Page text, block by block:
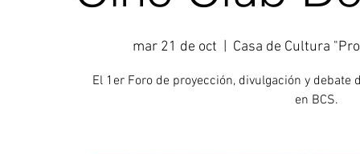
mar 21 de oct Casa de Cultura
El 1er Foro de proyección, divulgación y debate
en BCS.